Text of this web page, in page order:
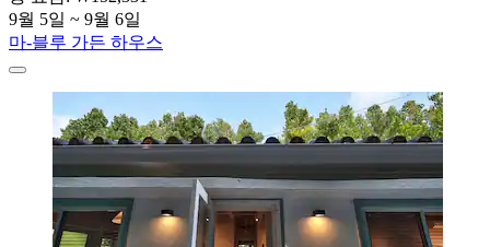
9월 5일 ~ 9월 6일
마-블루 가든 하우스